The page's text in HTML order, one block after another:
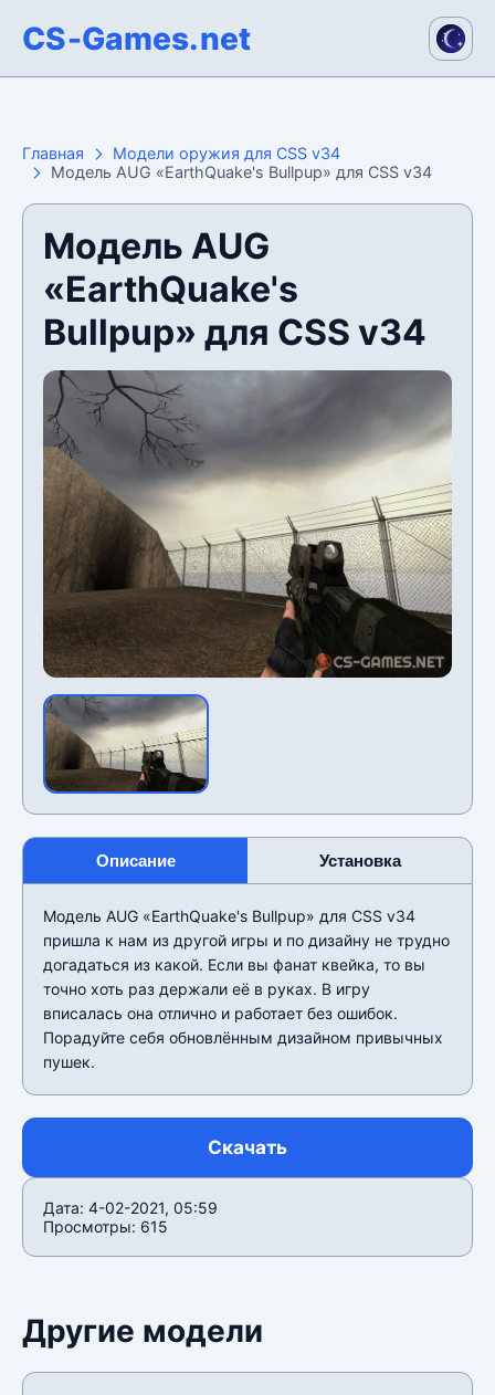
CS-Games.net
Главная
Модели оружия для CSS v34
Модель AUG «EarthQuake's Bullpup» для CSS v34
Модель AUG
«EarthQuake's
Bullpup» для CSS v34
Описание Установка
Модель AUG «EarthQuake's Bullpup» для CSS v34
пришла к нам из другой игры и по дизайну не трудно
догадаться из какой. Если вы фанат квейка, то вы
точно хоть раз держали её в руках. В игру
вписалась она отлично и работает без ошибок.
Порадуйте себя обновлённым дизайном привычных
пушек.
Скачать
Дата: 4-02-2021, 05:59
Просмотры: 615
Другие модели